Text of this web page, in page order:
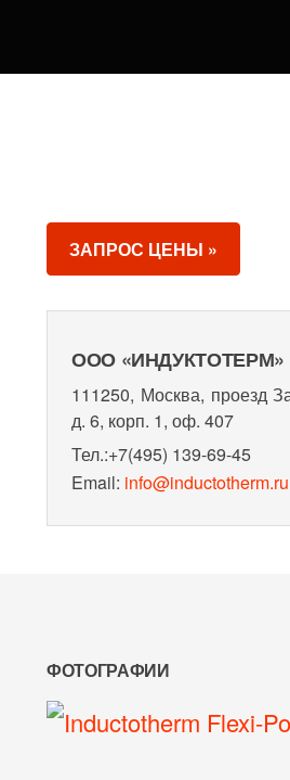
ЗАПРОС ЦЕНЫ »
ООО «ИНДУКТОТЕРМ»
111250, Москва, проезд
д. 6, корп. 1, оф. 407
Тел.:+7(495) 139-69-45
Email: info@inductotherm.ru
ФОТОГРАФИИ